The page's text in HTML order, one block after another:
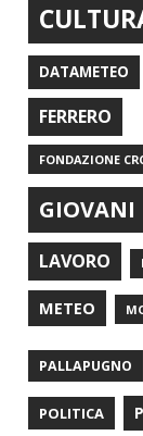
DATAMETEO
FERRERO
FONDAZIONE
GIOVANI
LAVORO
METEO
PALLAPUGNO
POLITICA